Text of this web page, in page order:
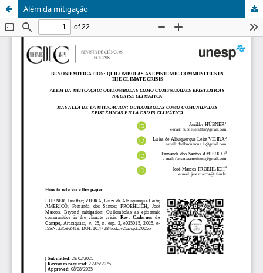
Além da mitigação